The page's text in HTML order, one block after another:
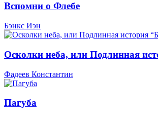
Вспомни о Флебе
Бэнкс Иэн
Осколки неба, или Подлинная
Фадеев Константин
Пагуба